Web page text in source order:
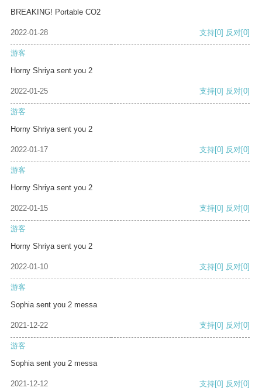
BREAKING! Portable CO2
2022-01-28 支持[0] 反对[0]
游客
Horny Shriya sent you 2
2022-01-25 支持[0] 反对[0]
游客
Horny Shriya sent you 2
2022-01-17 支持[0] 反对[0]
游客
Horny Shriya sent you 2
2022-01-15 支持[0] 反对[0]
游客
Horny Shriya sent you 2
2022-01-10 支持[0] 反对[0]
游客
Sophia sent you 2 messa
2021-12-22 支持[0] 反对[0]
游客
Sophia sent you 2 messa
2021-12-12 支持[0] 反对[0]